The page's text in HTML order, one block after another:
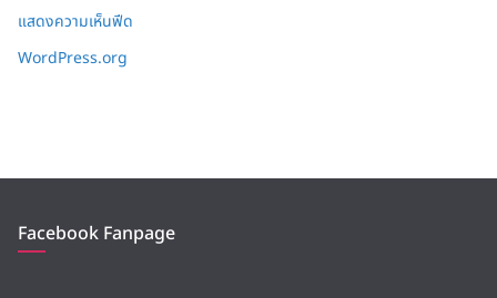
แสดงความเห็นฟีด
WordPress.org
Facebook Fanpage